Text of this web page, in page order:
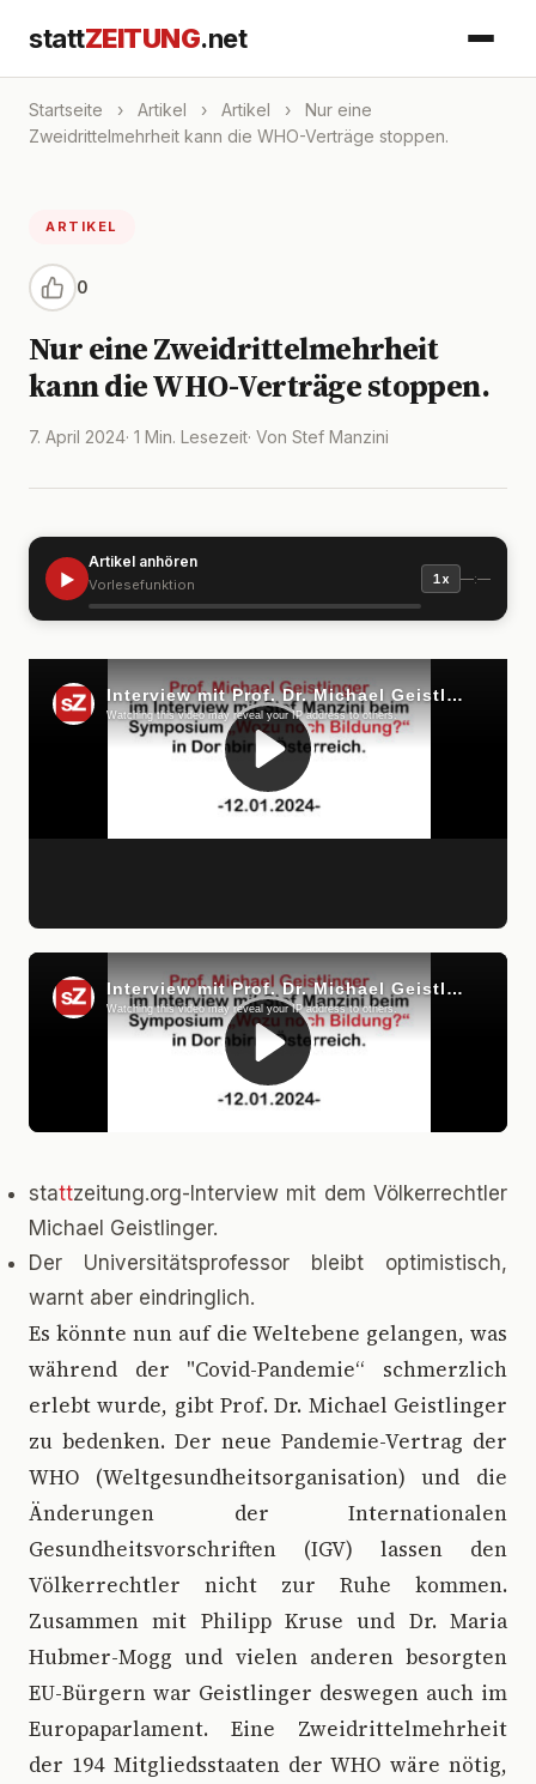
stattZEITUNG.net
Startseite › Artikel › Artikel ›
Nur eine
Zweidrittelmehrheit kann die WHO-Verträge stoppen.
ARTIKEL
0
Nur eine Zweidrittelmehrheit
kann die WHO-Verträge stoppen.
7. April 2024· 1 Min. Lesezeit· Von Stef Manzini
▶
Artikel anhören
Vorlesefunktion 1x —:—
stattzeitung.org-Interview mit dem Völkerrechtler
Michael Geistlinger.
Der Universitätsprofessor bleibt optimistisch,
warnt aber eindringlich.
Es könnte nun auf die Weltebene gelangen, was
während der "Covid-Pandemie“ schmerzlich
erlebt wurde, gibt Prof. Dr. Michael Geistlinger
zu bedenken. Der neue Pandemie-Vertrag der
WHO (Weltgesundheitsorganisation) und die
Änderungen der Internationalen
Gesundheitsvorschriften (IGV) lassen den
Völkerrechtler nicht zur Ruhe kommen.
Zusammen mit Philipp Kruse und Dr. Maria
Hubmer-Mogg und vielen anderen besorgten
EU-Bürgern war Geistlinger deswegen auch im
Europaparlament. Eine Zweidrittelmehrheit
der 194 Mitgliedsstaaten der WHO wäre nötig,